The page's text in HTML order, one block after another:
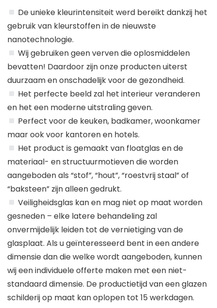
De unieke kleurintensiteit werd bereikt dankzij het
gebruik van kleurstoffen in de nieuwste
nanotechnologie.
Wij gebruiken geen verven die oplosmiddelen
bevatten! Daardoor zijn onze producten uiterst
duurzaam en onschadelijk voor de gezondheid.
Het perfecte beeld zal het interieur veranderen
en het een moderne uitstraling geven.
Perfect voor de keuken, badkamer, woonkamer
maar ook voor kantoren en hotels.
Het product is gemaakt van floatglas en de
materiaal- en structuurmotieven die worden
aangeboden als “stof”, “hout”, “roestvrij staal” of
“baksteen” zijn alleen gedrukt.
Veiligheidsglas kan en mag niet op maat worden
gesneden – elke latere behandeling zal
onvermijdelijk leiden tot de vernietiging van de
glasplaat. Als u geïnteresseerd bent in een andere
dimensie dan die welke wordt aangeboden, kunnen
wij een individuele offerte maken met een niet-
standaard dimensie. De productietijd van een glazen
schilderij op maat kan oplopen tot 15 werkdagen.